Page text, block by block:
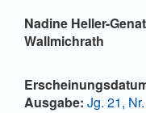
Artikelinhalt
Nadine Heller-
Wallmichrath
Artikel-
Details
Ausgabe: Jg. 21,